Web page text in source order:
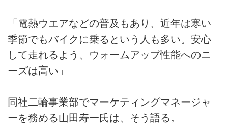
「電熱ウエアなどの普及もあり、近年は寒い
季節でもバイクに乗るという人も多い。安心
して走れるよう、ウォームアップ性能へのニ
ーズは高い」
同社二輪事業部でマーケティングマネージャ
ーを務める山田寿一氏は、そう語る。